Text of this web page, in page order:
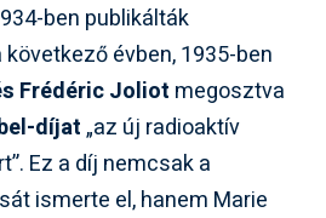
ben publikálták
évben, 1935-ben
Frédéric Joliot megosztva
díjat„az új radioaktív
Ez a díj nemcsak a
ismerte el, hanem Marie